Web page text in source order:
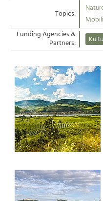
Topics:
Funding Agencies &
Partners: